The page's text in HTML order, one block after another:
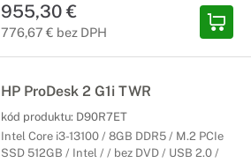
955,30 €
776,67 € bez DPH
HP ProDesk 2 G1i TWR
kód produktu: D90R7ET
Intel Core i3-13100 / 8GB DDR5 / M.2 PCIe
SSD 512GB / Intel / / bez DVD / USB 2.0 /